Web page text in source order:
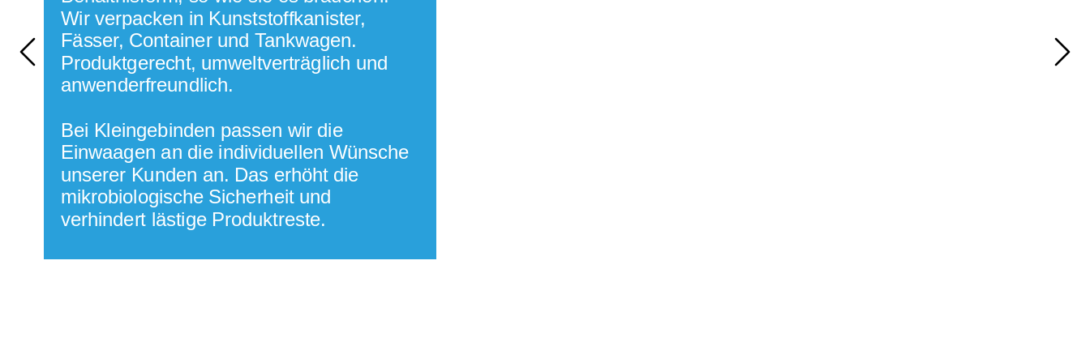
mittelständisch oder internationaler
Konzern – individuell, persönlich und
zuverlässig. Unsere Produkte
Rohstoffe werden mit größter Sorgfalt
und geprüft und ausgewählt, alle
Fertigungsprozesse vom hauseigenen
Unabhängige Lebensmittelinstitute
garantieren durch ihre Kontrollen den
ausnahmslos hohen Standard aller
Aspera- und Suga-Produkte.
Wir verpacken in Kunststoffkanister,
Fässer, Container und Tankwagen.
Produktgerecht, umweltverträglich und
anwenderfreundlich.
Bei Kleingebinden passen wir die
Einwaagen an die individuellen Wünsche
unserer Kunden an. Das erhöht die
mikrobiologische Sicherheit und
verhindert lästige Produktreste.